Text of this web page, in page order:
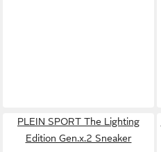
PLEIN SPORT The Lighting
Edition Gen.x.2 Sneaker